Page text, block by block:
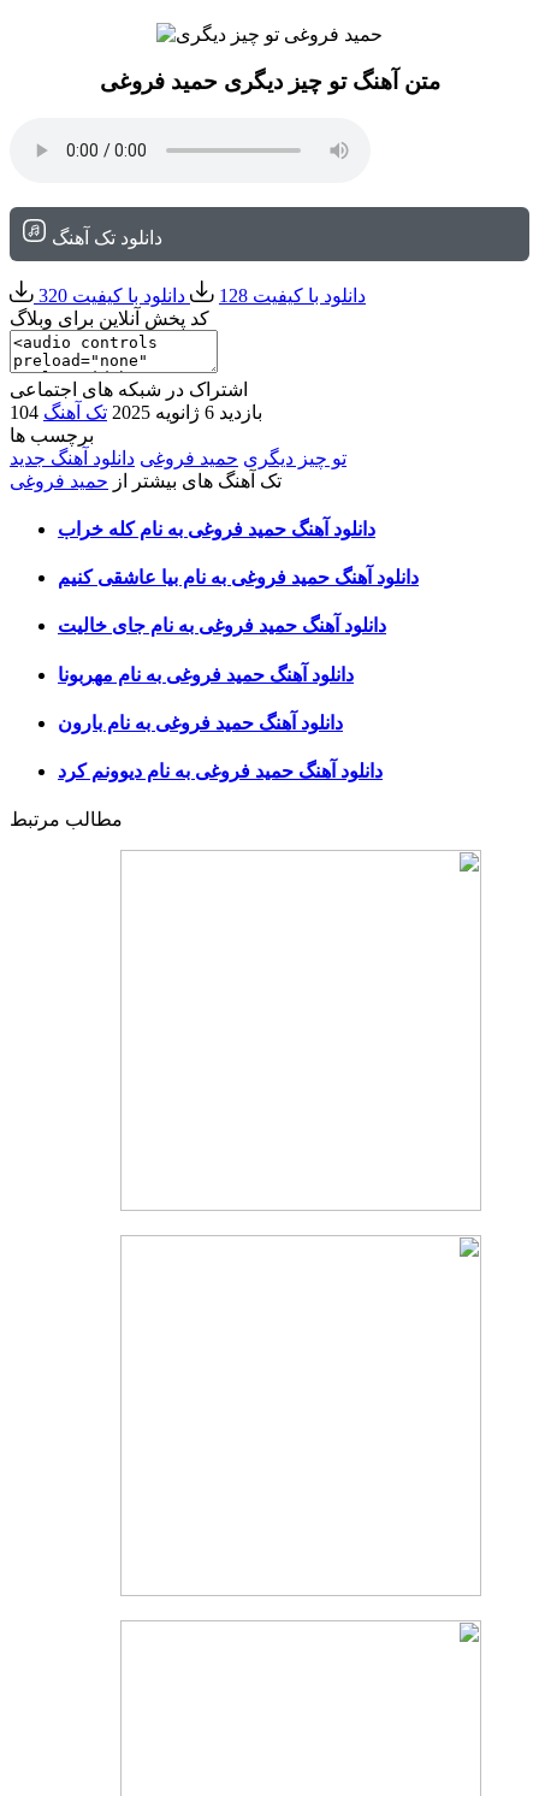
متن آهنگ تو چیز دیگری حمید فروغی
دانلود تک آهنگ
دانلود با کیفیت 128
دانلود با کیفیت 320
کد پخش آنلاین برای وبلاگ
اشتراک در شبکه های اجتماعی
104 بازدید 6 ژانویه 2025
تک آهنگ
برچسب ها
تو چیز دیگری حمید فروغی دانلود آهنگ جدید
تک آهنگ های بیشتر از حمید فروغی
دانلود آهنگ حمید فروغی به نام کله خراب
دانلود آهنگ حمید فروغی به نام بیا عاشقی کنیم
دانلود آهنگ حمید فروغی به نام جای خالیت
دانلود آهنگ حمید فروغی به نام مهربونا
دانلود آهنگ حمید فروغی به نام بارون
دانلود آهنگ حمید فروغی به نام دیوونم کرد
مطالب مرتبط